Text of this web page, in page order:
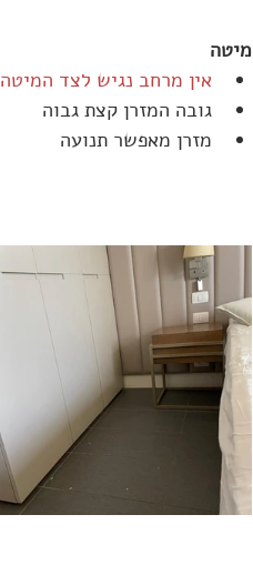
מיטה
אין מרחב נגיש לצד המיטה
גובה המזרן קצת גבוה
מזרן מאפשר תנועה